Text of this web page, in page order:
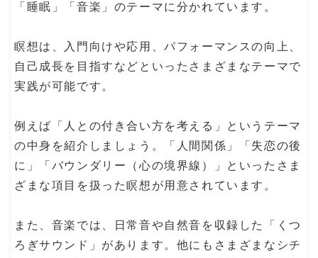
「睡眠」「音楽」のテーマに分かれています。
瞑想は、入門向けや応用、パフォーマンスの向上、
自己成長を目指すなどといったさまざまなテーマで
実践が可能です。
例えば「人との付き合い方を考える」というテーマ
の中身を紹介しましょう。「人間関係」「失恋の後
に」「バウンダリー（心の境界線）」といったさま
ざまな項目を扱った瞑想が用意されています。
また、音楽では、日常音や自然音を収録した「くつ
ろぎサウンド」があります。他にもさまざまなシチ